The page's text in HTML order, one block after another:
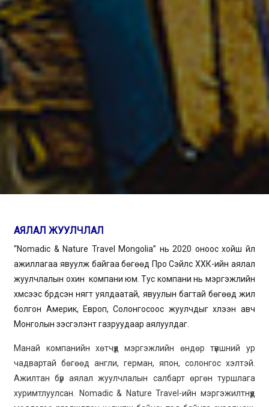
АЯЛАЛ ЖУУЛЧЛАЛ
“Nomadic & Nature Travel Mongolia” нь 2020 оноос хойш үйл
ажиллагаа явуулж байгаа бөгөөд Про Сэйлс ХХК-ийн аялал
жуулчлалын охин компани юм. Тус компани нь мэргэжлийн
хүмүүсээс бүрдсэн нягт уялдаатай, явуулын багтай бөгөөд жил
болгон Америк, Европ, Солонгосоос жуулчдыг хүлээн авч
Монголын үзэсгэлэнт газруудаар аялуулдаг.
Манай компанийн хөтчүүд мэргэжлийн өндөр түвшний ур
чадвартай бөгөөд англи, герман, япон, солонгос хэлтэй.
Ажилтан бүр аялал жуулчлалын салбарт өргөн туршлага
хуримтлуулсан. Nomadic & Nature Travel-ийн мэргэжилтнүүд